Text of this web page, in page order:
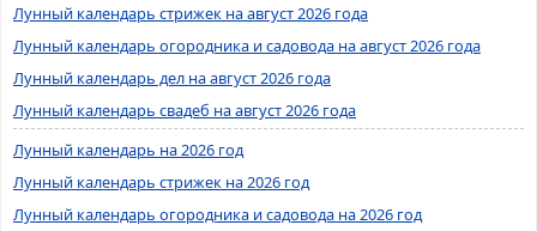
Лунный календарь стрижек на август 2026 года
Лунный календарь огородника и садовода на август 2026 года
Лунный календарь дел на август 2026 года
Лунный календарь свадеб на август 2026 года
Лунный календарь на 2026 год
Лунный календарь стрижек на 2026 год
Лунный календарь огородника и садовода на 2026 год